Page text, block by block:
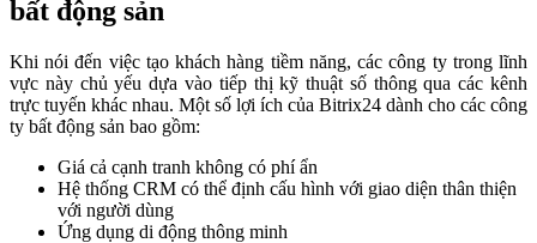
bất động sản
Khi nói đến việc tạo khách hàng tiềm năng, các công ty trong lĩnh
vực này chủ yếu dựa vào tiếp thị kỹ thuật số thông qua các kênh
trực tuyến khác nhau. Một số lợi ích của Bitrix24 dành cho các công
ty bất động sản bao gồm:
Giá cả cạnh tranh không có phí ẩn
Hệ thống CRM có thể định cấu hình với giao diện thân thiện
với người dùng
Ứng dụng di động thông minh